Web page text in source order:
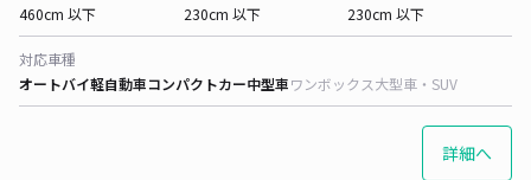
460cm 以下
230cm 以下
230cm 以下
対応車種
オートバイ軽自動車コンパクトカー中型車ワンボックス大型車・SUV
詳細へ